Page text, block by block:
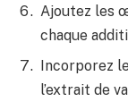
Ajoutez les
chaque
Incorporez
l’extrait de